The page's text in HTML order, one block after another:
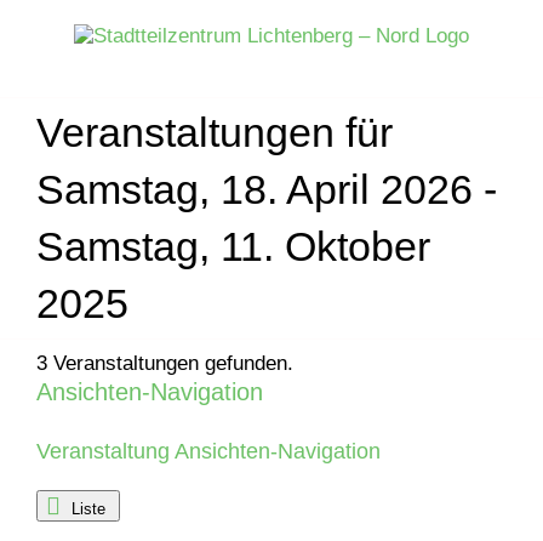
Veranstaltungen für
Samstag, 18. April 2026 -
Samstag, 11. Oktober
2025
3 Veranstaltungen gefunden.
Veranstaltungen
Ansichten-Navigation
Veranstaltung Ansichten-Navigation
Liste